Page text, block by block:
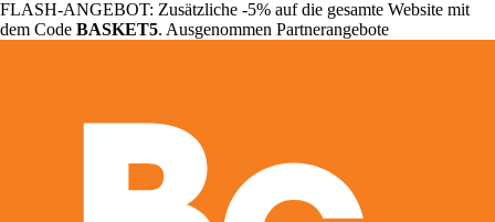
FLASH-ANGEBOT: Zusätzliche -5% auf die gesamte Website mit
dem Code BASKET5. Ausgenommen Partnerangebote